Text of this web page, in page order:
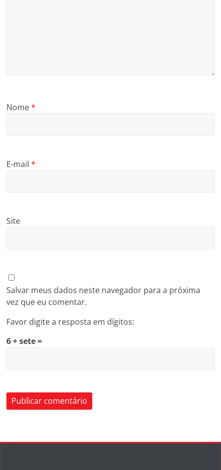
Nome*
E-mail*
Site
Salvar meus dados neste navegador para a próxima
vez que eu comentar.
Favor digite a resposta em dígitos:
6 + sete =